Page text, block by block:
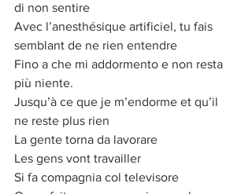
di non sentire
Avec l’anesthésique artificiel, tu fais
semblant de ne rien entendre
Fino a che mi addormento e non resta
più niente.
Jusqu’à ce que je m’endorme et qu’il
ne reste plus rien
La gente torna da lavorare
Les gens vont travailler
Si fa compagnia col televisore